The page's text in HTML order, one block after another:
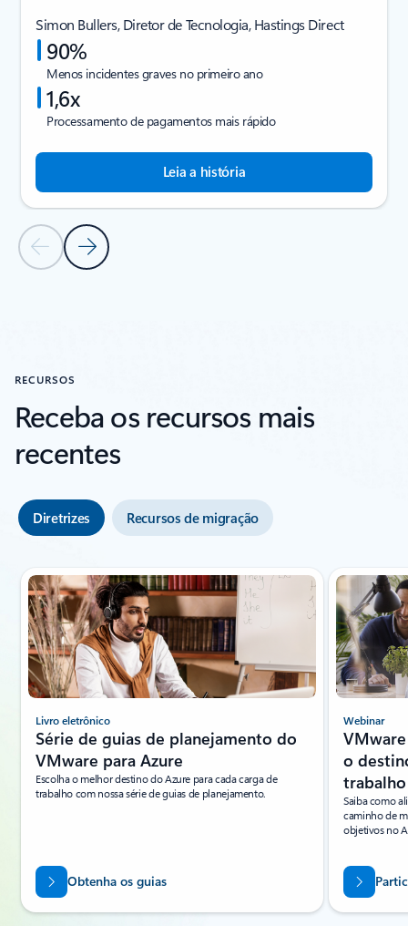
Slide AnteriorPróximo Slide
Simon Bullers, Diretor de Tecnologia, Hastings Direct
90%
Menos incidentes graves no primeiro ano
1,6x
Processamento de pagamentos mais rápido
Leia a história
RECURSOS
Receba os recursos mais
recentes
Diretrizes Recursos de migração
Slide {0} {1} indicador
Livro eletrônico
Série de guias de planejamento do
VMware para Azure
Escolha o melhor destino do Azure para cada carga de
trabalho com nossa série de guias de planejamento.
Obtenha os guias
Webinar
o
trabalho
Saiba como
caminho de
objetivos no